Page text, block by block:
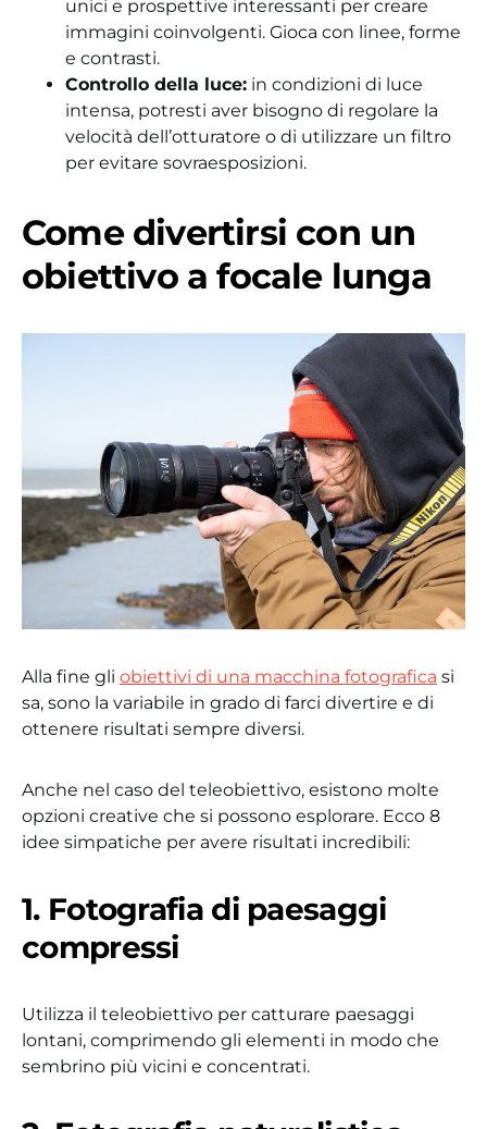
unici e prospettive interessanti per creare
immagini coinvolgenti. Gioca con linee, forme
e contrasti.
Controllo della luce: in condizioni di luce
intensa, potresti aver bisogno di regolare la
velocità dell’otturatore o di utilizzare un filtro
per evitare sovraesposizioni.
Come divertirsi con un
obiettivo a focale lunga
Alla fine gli obiettivi di una macchina fotografica si
sa, sono la variabile in grado di farci divertire e di
ottenere risultati sempre diversi.
Anche nel caso del teleobiettivo, esistono molte
opzioni creative che si possono esplorare. Ecco 8
idee simpatiche per avere risultati incredibili:
1. Fotografia di paesaggi
compressi
Utilizza il teleobiettivo per catturare paesaggi
lontani, comprimendo gli elementi in modo che
sembrino più vicini e concentrati.